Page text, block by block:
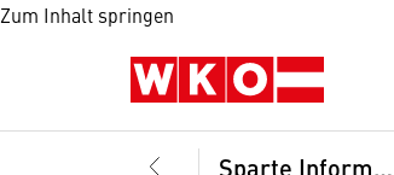
Zum Inhalt springen
Sparte Information und Consulting